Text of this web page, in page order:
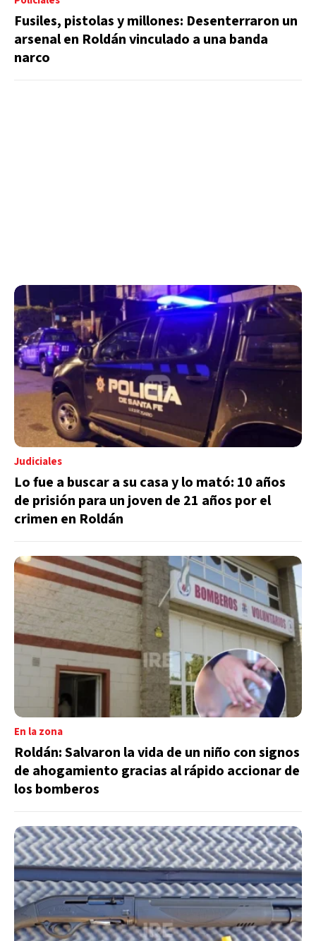
Fusiles, pistolas y millones: Desenterraron un
arsenal en Roldán vinculado a una banda
narco
Judiciales
Lo fue a buscar a su casa y lo mató: 10 años
de prisión para un joven de 21 años por el
crimen en Roldán
En la zona
Roldán: Salvaron la vida de un niño con signos
de ahogamiento gracias al rápido accionar de
los bomberos